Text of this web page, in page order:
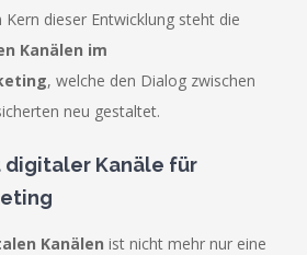
Kern dieser Entwicklung steht die
Kanälen im
, welche den Dialog zwischen
neu gestaltet.
Kanäle für
Kanälen ist nicht mehr nur eine